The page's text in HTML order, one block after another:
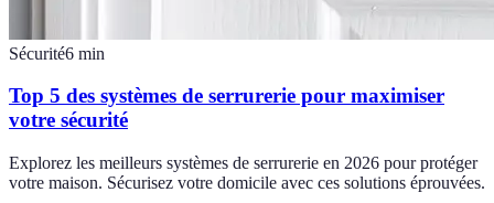
Sécurité6 min
Top 5 des systèmes de serrurerie pour maximiser
votre sécurité
Explorez les meilleurs systèmes de serrurerie en 2026 pour protéger
votre maison. Sécurisez votre domicile avec ces solutions éprouvées.